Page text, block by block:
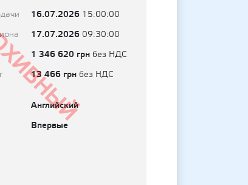
16.07.2026 15:00:00
17.07.2026 09:30:00
1 346 620 грн без НДС
13 466 грн без НДС
Английский
Впервые